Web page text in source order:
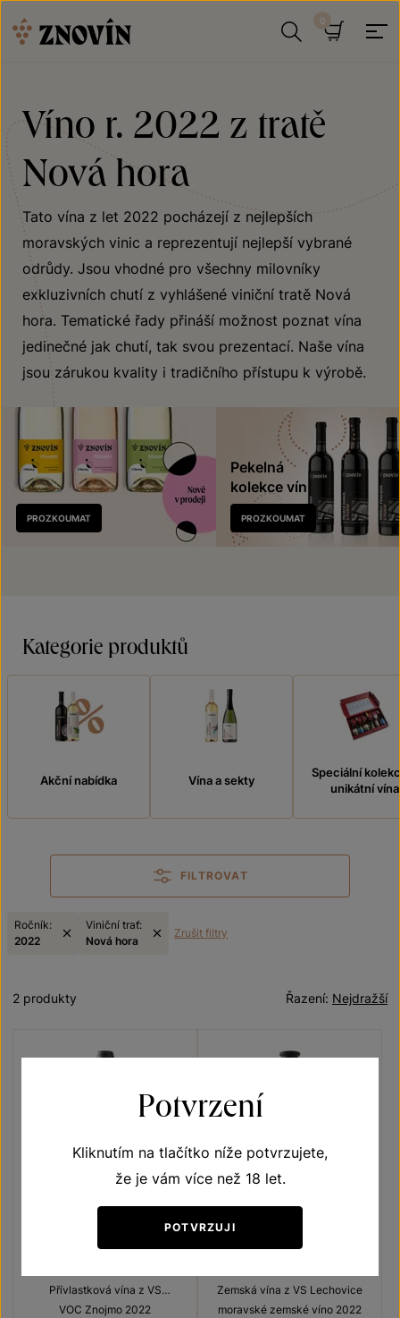
Víno r. 2022 z tratě
Nová hora
Tato vína z let 2022 pocházejí z nejlepších
moravských vinic a reprezentují nejlepší vybrané
odrůdy. Jsou vhodné pro všechny milovníky
exkluzivních chutí z vyhlášené viniční tratě Nová
hora. Tematické řady přináší možnost poznat vína
jedinečné jak chutí, tak svou prezentací. Naše vína
jsou zárukou kvality i tradičního přístupu k výrobě.
Nově
v prodeji
PROZKOUMAT
Pekelná
kolekce vín
PROZKOUMAT
Kategorie produktů
Akční nabídka Vína a sekty
Speciální
unikátní vína
FILTROVAT
Ročník:
2022
Viniční trať:
Nová hora
Zrušit filtry
Nejdražší
Řazení:
2 produkty
Přívlastková vína z VS
Lechovice
VOC Znojmo 2022
Zemská vína z VS Lechovice
moravské zemské víno 2022
Potvrzení
Kliknutím na tlačítko níže potvrzujete,
že je vám více než 18 let.
POTVRZUJI